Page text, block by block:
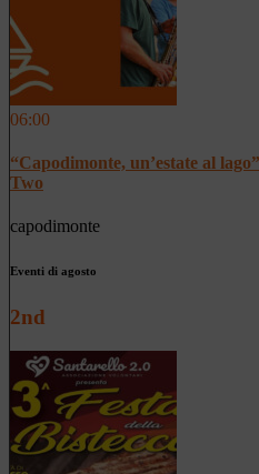
06:00
“Capodimonte, un’estate al
Two
capodimonte
Eventi di agosto
2nd